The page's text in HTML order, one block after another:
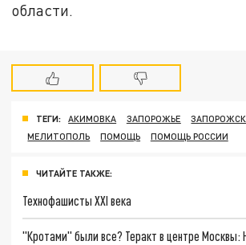
области.
ТЕГИ: АКИМОВКА ЗАПОРОЖЬЕ
МЕЛИТОПОЛЬ
ПОМОЩЬ ПОМОЩЬ РОССИИ
ЧИТАЙТЕ ТАКЖЕ:
Технофашисты XXI века
"Кротами" были все? Теракт в центре Москвы: